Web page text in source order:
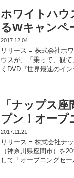
ホワイトハウ
るWキャンペ
2017.12.04
リリース = 株式会社ホ
ウスが、「乗って、観
くDVD『世界最速のイ
「ナップス
プン！オープ
2017.11.21
リリース = 株式会社ナ
（神奈川県座間市）を
して「オープニングセ